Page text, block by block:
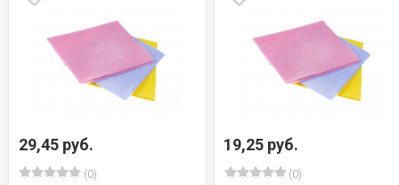
29,45 руб.
(0)
19,25 руб.
(0)